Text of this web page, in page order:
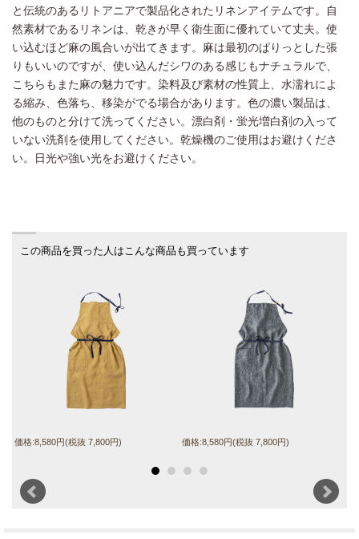
と伝統のあるリトアニアで製品化されたリネンアイテムです。自
然素材であるリネンは、乾きが早く衛生面に優れていて丈夫。使
い込むほど麻の風合いが出てきます。麻は最初のぱりっとした張
りもいいのですが、使い込んだシワのある感じもナチュラルで、
こちらもまた麻の魅力です。染料及び素材の性質上、水濡れによ
る縮み、色落ち、移染がでる場合があります。色の濃い製品は、
他のものと分けて洗ってください。漂白剤・蛍光増白剤の入って
いない洗剤を使用してください。乾燥機のご使用はお避けくださ
い。日光や強い光をお避けください。
この商品を買った人はこんな商品も買っています
価格:8,580円(税抜 7,800円) 価格:8,580円(税抜 7,800円)